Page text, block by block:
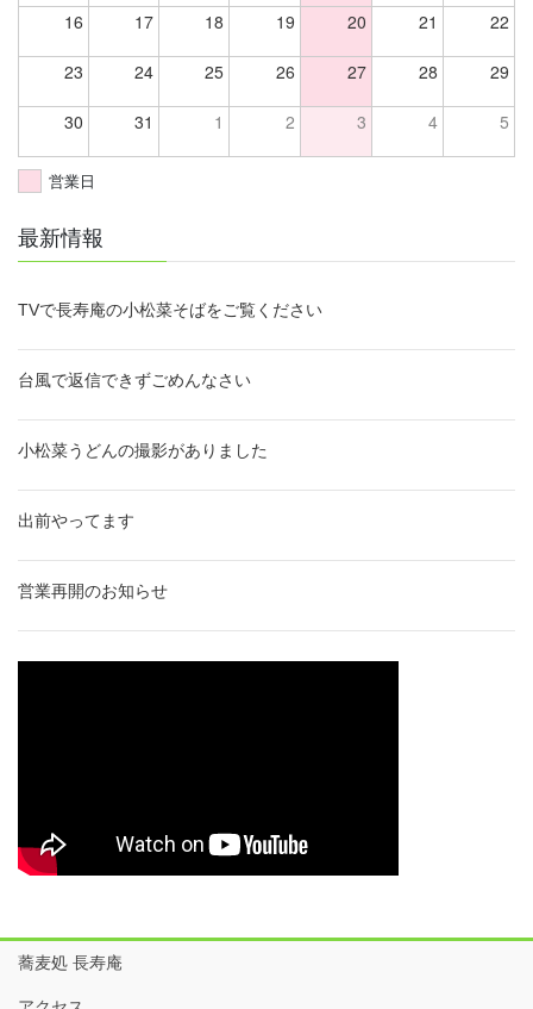
16 17 18 19 20 21 22
23 24 25 26 27 28 29
30 31 1 2 3 4 5
営業日
最新情報
TVで長寿庵の小松菜そばをご覧ください
台風で返信できずごめんなさい
小松菜うどんの撮影がありました
出前やってます
営業再開のお知らせ
蕎麦処 長寿庵